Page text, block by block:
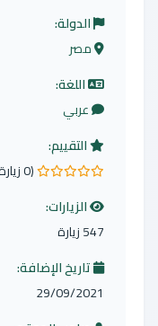
الدولة:
مصر
اللغة:
عربي
التقييم:
0.0 من 5 نجوم
(0 زيارة)
الزيارات:
547 زيارة
تاريخ الإضافة:
29/09/2021